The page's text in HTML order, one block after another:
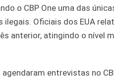
o CBP One uma das
Oficiais dos EUA
anterior, atingindo o nível
entrevistas no